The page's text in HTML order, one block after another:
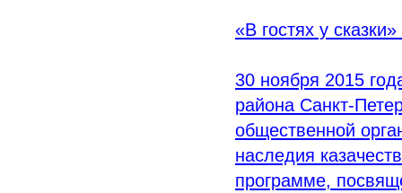
«В гостях у
30 ноября 2015
района Санкт-
общественной
наследия
программе,